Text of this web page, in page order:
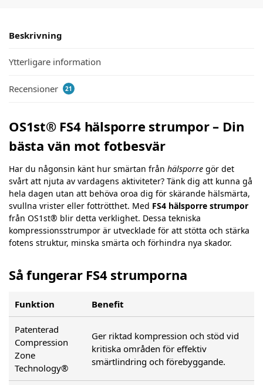
Beskrivning
Ytterligare information
Recensioner 21
OS1st® FS4 hälsporre strumpor – Din
bästa vän mot fotbesvär
Har du någonsin känt hur smärtan från hälsporre gör det
svårt att njuta av vardagens aktiviteter? Tänk dig att kunna gå
hela dagen utan att behöva oroa dig för skärande hälsmärta,
svullna vrister eller fottrötthet. Med FS4 hälsporre strumpor
från OS1st® blir detta verklighet. Dessa tekniska
kompressionsstrumpor är utvecklade för att stötta och stärka
fotens struktur, minska smärta och förhindra nya skador.
Så fungerar FS4 strumporna
Funktion Benefit
Patenterad
Compression
Zone
Technology®
Ger riktad kompression och stöd vid
kritiska områden för effektiv
smärtlindring och förebyggande.